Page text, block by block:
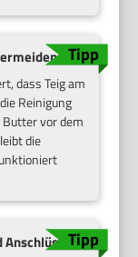
dass Teig am
Reinigung
Butter vor dem
die
Anschlüsse